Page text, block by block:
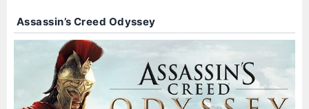
Assassin’s Creed Odyssey